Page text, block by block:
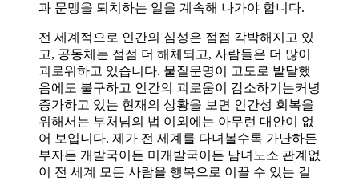
과 문맹을 퇴치하는 일을 계속해 나가야 합니다.
전 세계적으로 인간의 심성은 점점 각박해지고 있
고, 공동체는 점점 더 해체되고, 사람들은 더 많이
괴로워하고 있습니다. 물질문명이 고도로 발달했
음에도 불구하고 인간의 괴로움이 감소하기는커녕
증가하고 있는 현재의 상황을 보면 인간성 회복을
위해서는 부처님의 법 이외에는 아무런 대안이 없
어 보입니다. 제가 전 세계를 다녀볼수록 가난하든
부자든 개발국이든 미개발국이든 남녀노소 관계없
이 전 세계 모든 사람을 행복으로 이끌 수 있는 길